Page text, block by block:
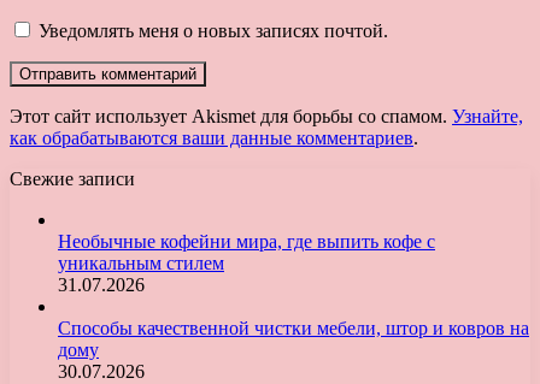
Уведомлять меня о новых записях почтой.
Этот сайт использует Akismet для борьбы со спамом. Узнайте,
как обрабатываются ваши данные комментариев.
Свежие записи
Необычные кофейни мира, где выпить кофе с
уникальным стилем
31.07.2026
Способы качественной чистки мебели, штор и ковров на
дому
30.07.2026